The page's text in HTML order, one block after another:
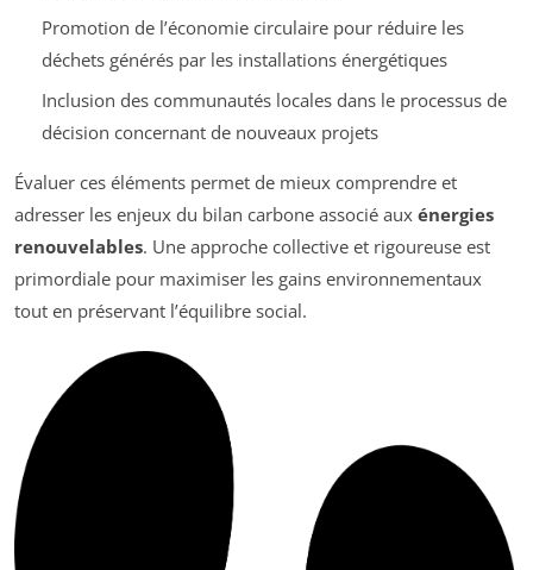
Promotion de l’économie circulaire pour réduire les
déchets générés par les installations énergétiques
Inclusion des communautés locales dans le processus de
décision concernant de nouveaux projets
Évaluer ces éléments permet de mieux comprendre et
adresser les enjeux du bilan carbone associé aux énergies
renouvelables. Une approche collective et rigoureuse est
primordiale pour maximiser les gains environnementaux
tout en préservant l’équilibre social.